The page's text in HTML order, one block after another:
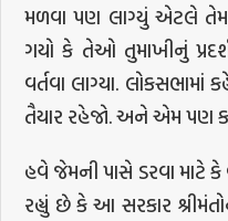
મળવા પણ લાગ્યું એટલે
ગયો કે તેઓ તુમાખીનું
વર્તવા લાગ્યા. લોકસભામાં
તૈયાર રહેજો. અને એમ પણ
હવે જેમની પાસે ડરવા માટે
રહ્યું છે કે આ સરકાર